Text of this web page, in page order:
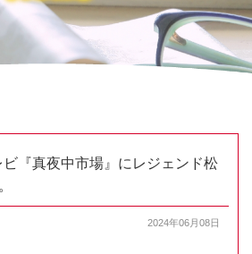
『真夜中市場』にレジェンド松
2024年06月08日